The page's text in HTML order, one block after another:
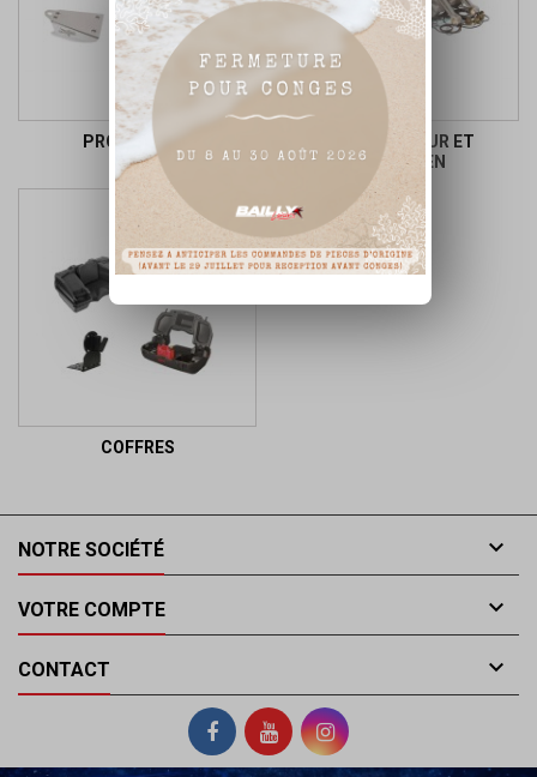
PROTECTION
PIECE MOTEUR ET
ENTRETIEN
COFFRES
NOTRE SOCIÉTÉ 
VOTRE COMPTE 
CONTACT 